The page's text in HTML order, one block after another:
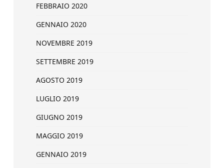
FEBBRAIO 2020
GENNAIO 2020
NOVEMBRE 2019
SETTEMBRE 2019
AGOSTO 2019
LUGLIO 2019
GIUGNO 2019
MAGGIO 2019
GENNAIO 2019